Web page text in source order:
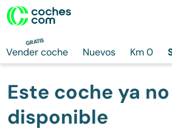
GRATIS
Vender coche Nuevos Km 0
Este coche ya
disponible